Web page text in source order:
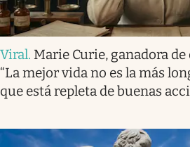
Viral. Marie Curie, ganadora
“La mejor vida no es la más
que está repleta de buenas